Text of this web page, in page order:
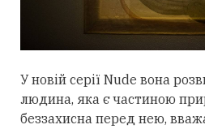
У новій серії Nude вона
людина, яка є частиною
беззахисна перед нею,